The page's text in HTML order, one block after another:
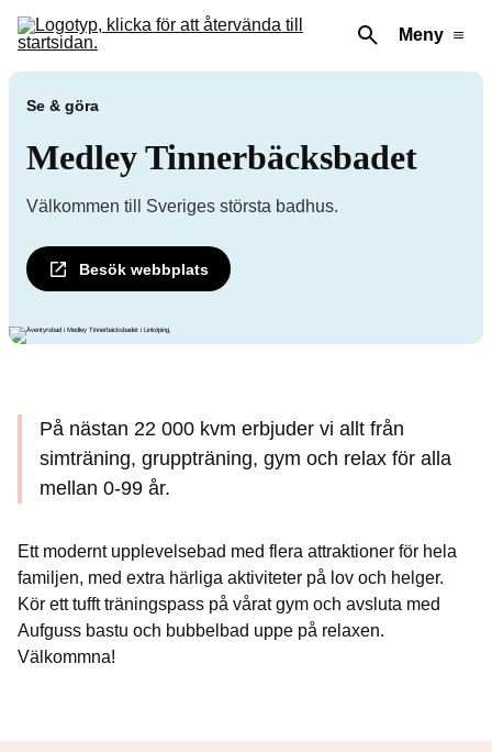
Meny
Se & göra
Medley Tinnerbäcksbadet
Välkommen till Sveriges största badhus.
Besök webbplats
På nästan 22 000 kvm erbjuder vi allt från
simträning, gruppträning, gym och relax för alla
mellan 0-99 år.
Ett modernt upplevelsebad med flera attraktioner för hela
familjen, med extra härliga aktiviteter på lov och helger.
Kör ett tufft träningspass på vårat gym och avsluta med
Aufguss bastu och bubbelbad uppe på relaxen.
Välkommna!